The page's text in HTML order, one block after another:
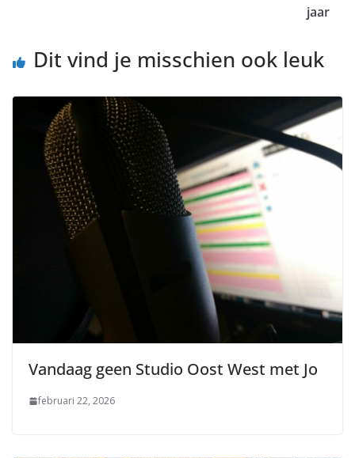
jaar
Dit vind je misschien ook leuk
Vandaag geen Studio Oost West met Jo
februari 22, 2026